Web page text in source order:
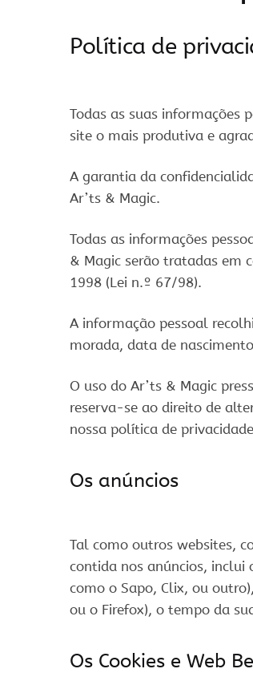
Política de
Todas as suas informações
site o mais produtiva e
A garantia da
Ar’ts & Magic.
Todas as informações
& Magic serão tratadas em
1998 (Lei n.º 67/98).
A informação pessoal
morada, data de
O uso do Ar’ts & Magic
reserva-se ao direito de
nossa política de
Os anúncios
Tal como outros websites,
contida nos anúncios, inclui
como o Sapo, Clix, ou
ou o Firefox), o tempo da
Os Cookies e Web